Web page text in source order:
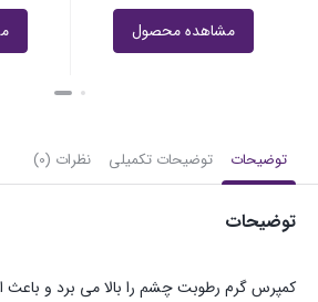
مشاهده محصول
توضیحات توضیحات تکمیلی نظرات (0)
توضیحات
کمپرس گرم رطوبت چشم را بالا می برد و باعث